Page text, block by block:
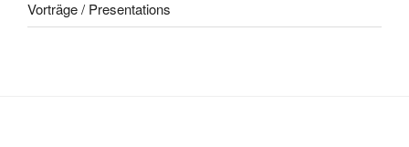
Vorträge / Presentations